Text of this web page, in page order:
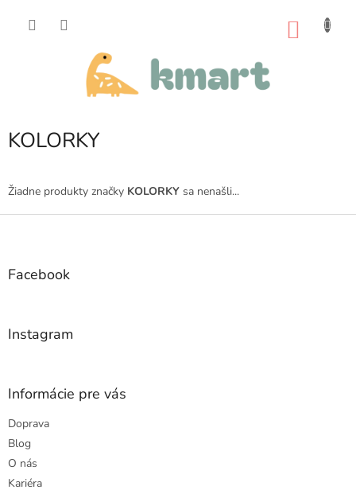
KOLORKY
Žiadne produkty značky KOLORKY sa nenašli...
Z
Facebook
Instagram
Informácie pre vás
Doprava
Blog
O nás
Kariéra